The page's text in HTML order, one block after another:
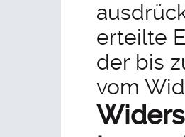
erteilte
der bis
vom